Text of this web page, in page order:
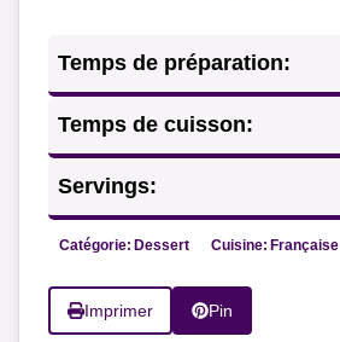
Temps de préparation:
Temps de cuisson:
Servings:
Catégorie: Dessert Cuisine: Française
Imprimer Pin